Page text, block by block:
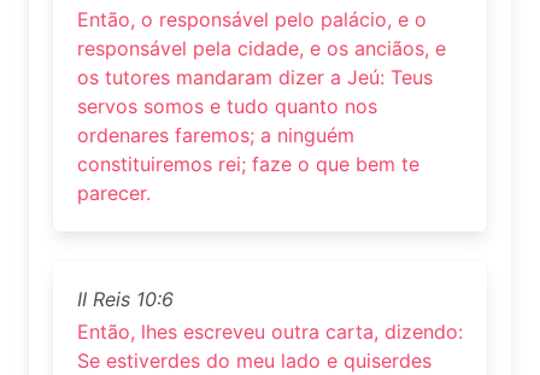
Então, o responsável pelo palácio, e o
responsável pela cidade, e os anciãos, e
os tutores mandaram dizer a Jeú: Teus
servos somos e tudo quanto nos
ordenares faremos; a ninguém
constituiremos rei; faze o que bem te
parecer.
II Reis 10:6
Então, lhes escreveu outra carta, dizendo:
Se estiverdes do meu lado e quiserdes